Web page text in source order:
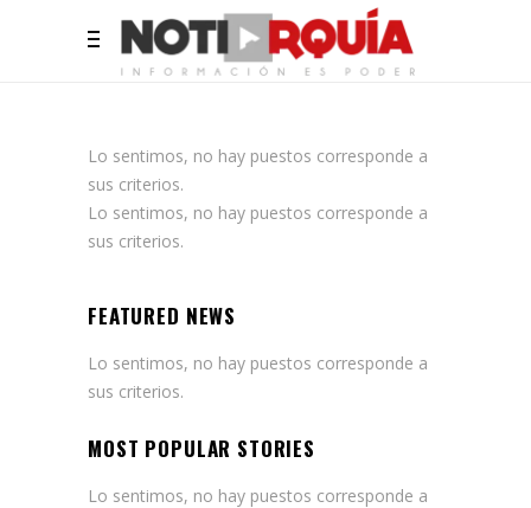
Lo sentimos, no hay puestos corresponde a
sus criterios.
Lo sentimos, no hay puestos corresponde a
sus criterios.
FEATURED NEWS
Lo sentimos, no hay puestos corresponde a
sus criterios.
MOST POPULAR STORIES
Lo sentimos, no hay puestos corresponde a